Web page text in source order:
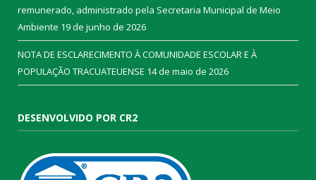
remunerado, administrado pela Secretaria Municipal de Meio
Ambiente 19 de junho de 2026
NOTA DE ESCLARECIMENTO À COMUNIDADE ESCOLAR E À
POPULAÇÃO TRACUATEUENSE 14 de maio de 2026
DESENVOLVIDO POR CR2